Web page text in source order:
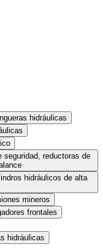
hidráulicas
reductoras de
hidráulicos de alta
mineros
frontales
hidráulicas